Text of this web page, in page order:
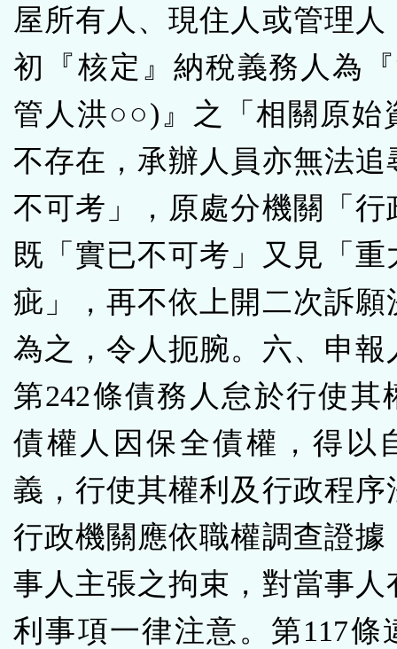
屋所有人、現住人或管理人
初『­核定』納稅義務人為
管人洪○○)』之「相關原始
不存在，承辦人員亦無法追
不可考」，原處分機關「行
既「實已不可考」又見「重
疵」，再不依上開二次訴願
為之，令人扼腕。六、申報
第242條債務人怠於行使其
債權人因保全債權，得以
義，行使其權利及行政程序
行政機關應依職權調查證據
事人主張之拘束，對當事人
利事項一律注意。第117條